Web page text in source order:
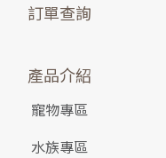
訂單查詢
產品介紹
寵物專區
水族專區